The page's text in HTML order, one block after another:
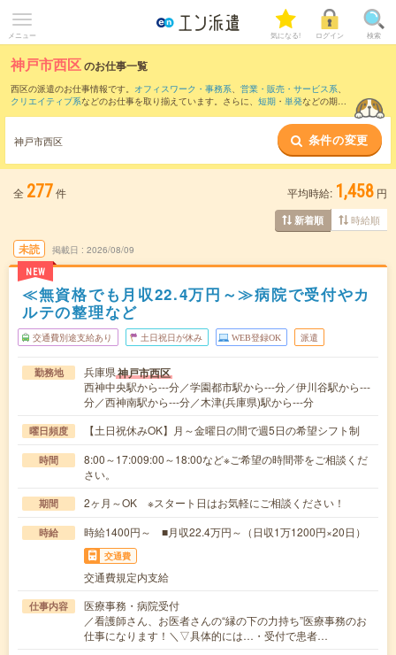
メニュー 気になる! ログイン 検索
神戸市西区のお仕事一覧
西区の派遣のお仕事情報です。 オフィスワーク・事務系、 営業・販売・サービス系、
クリエイティブ系などのお仕事を取り揃えています。さらに、 短期 ・ 単発などの期間
また、明石市
など隣接エリアのお仕事もご確認いた
だけます。
神戸市西区 条件の変更
全 277件 平均時給: 1,458 円
新着順 時給順
未読
NEW
掲載日 2026/08/09
≪無資格でも月収22.4万円～≫病院で受付やカ
ルテの整理など
交通費別途支給あり 土日祝日が休み WEB登録OK 派遣
勤務地 兵庫県神戸市西区
西神中央駅から---分／学園都市駅から---分／伊川谷駅から---
分／西神南駅から---分／木津(兵庫県)駅から---分
曜日頻度 【土日祝休みOK】月～金曜日の間で週5日の希望シフト制
時間
8:00～17:009:00～18:00など※ご希望の時間帯をご相談くだ
さい。
期間 2ヶ月～OK ※スタート日はお気軽にご相談ください！
時給 時給1400円～ ■月収22.4万円～（日収1万1200円×20日）
交通費
交通費規定内支給
仕事内容
医療事務・病院受付
／看護師さん、お医者さんの“縁の下の力持ち”医療事務のお
仕事になります！＼▽具体的には…・受付で患者…